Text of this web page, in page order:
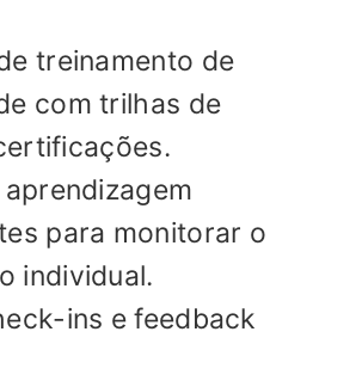
treinamento de
com trilhas de
para monitorar o
individual.
ins e feedback